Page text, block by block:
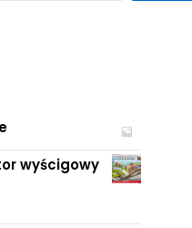
wyścigowy